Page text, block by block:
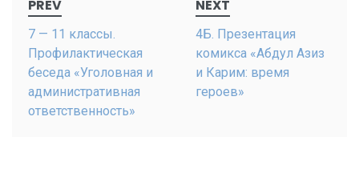
navigation
PREV
7 — 11 классы.
Профилактическая
беседа «Уголовная и
административная
ответственность»
NEXT
4Б. Презентация
комикса «Абдул Азиз
и Карим: время
героев»